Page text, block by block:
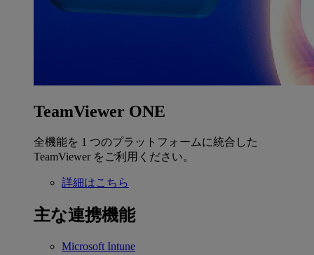
TeamViewer ONE
全機能を 1 つのプラットフォームに統合した
TeamViewer をご利用ください。
詳細はこちら
主な連携機能
Microsoft Intune